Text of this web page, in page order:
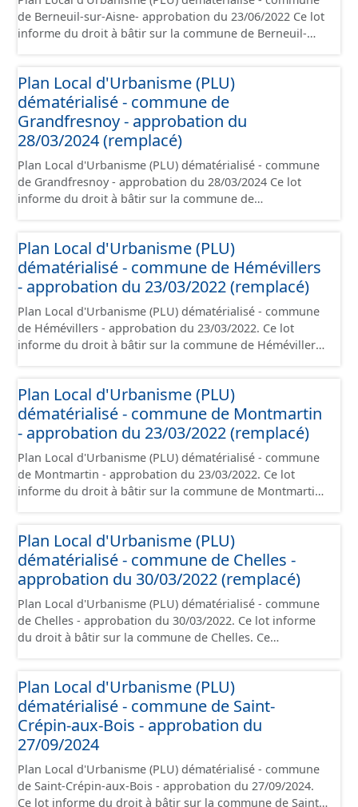
de ces données, il est rappelé que seuls les documents
papier font foi et sont opposables d'un point de vue
juridique.
de Berneuil-sur-Aisne- approbation du 23/06/2022 Ce lot
informe du droit à bâtir sur la commune de Berneuil-
contient les pièces administratives, le rapport de
présentation, le PADD, le règlement (à l'exception des
plans de zonages), les annexes, les orientations
d'aménagement et les données géographiques. Malgré
l'attention portée à la création de ces données, il est
rappelé que seuls les documents papier font foi et sont
opposables d'un point de vue juridique.
Plan Local d'Urbanisme (PLU)
dématérialisé - commune de
Grandfresnoy - approbation du
28/03/2024 (remplacé)
Plan Local d'Urbanisme (PLU) dématérialisé - commune
de Grandfresnoy - approbation du 28/03/2024 Ce lot
informe du droit à bâtir sur la commune de
contient les pièces administratives, le rapport de
présentation, le PADD, le règlement (à l'exception des
plans de zonages), les annexes, les orientations
d'aménagement et les données géographiques. Malgré
l'attention portée à la création de ces données, il est
rappelé que seuls les documents papier font foi et sont
opposables d'un point de vue juridique.
Plan Local d'Urbanisme (PLU)
dématérialisé - commune de Hémévillers
- approbation du 23/03/2022 (remplacé)
Plan Local d'Urbanisme (PLU) dématérialisé - commune
de Hémévillers - approbation du 23/03/2022. Ce lot
informe du droit à bâtir sur la commune de Hémévillers.
administratives, le rapport de présentation, le PADD, le
règlement (à l'exception des plans de zonages), les
annexes, les orientations d'aménagement et les données
géographiques. Malgré l'attention portée à la création
de ces données, il est rappelé que seuls les documents
papier font foi et sont opposables d'un point de vue
juridique.
Plan Local d'Urbanisme (PLU)
dématérialisé - commune de Montmartin
- approbation du 23/03/2022 (remplacé)
Plan Local d'Urbanisme (PLU) dématérialisé - commune
de Montmartin - approbation du 23/03/2022. Ce lot
informe du droit à bâtir sur la commune de Montmartin.
administratives, le rapport de présentation, le PADD, le
règlement (à l'exception des plans de zonages), les
annexes, les orientations d'aménagement et les données
géographiques. Malgré l'attention portée à la création
de ces données, il est rappelé que seuls les documents
papier font foi et sont opposables d'un point de vue
juridique.
Plan Local d'Urbanisme (PLU)
dématérialisé - commune de Chelles -
approbation du 30/03/2022 (remplacé)
Plan Local d'Urbanisme (PLU) dématérialisé - commune
de Chelles - approbation du 30/03/2022. Ce lot informe
du droit à bâtir sur la commune de Chelles. Ce
administratives, le rapport de présentation, le PADD, le
règlement (à l'exception des plans de zonages), les
annexes, les orientations d'aménagement et les données
géographiques. Malgré l'attention portée à la création
de ces données, il est rappelé que seuls les documents
papier font foi et sont opposables d'un point de vue
juridique.
Plan Local d'Urbanisme (PLU)
dématérialisé - commune de Saint-
Crépin-aux-Bois - approbation du
27/09/2024
Plan Local d'Urbanisme (PLU) dématérialisé - commune
de Saint-Crépin-aux-Bois - approbation du 27/09/2024.
Ce lot informe du droit à bâtir sur la commune de Saint-